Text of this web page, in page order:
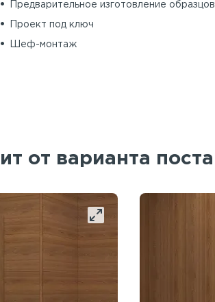
Предварительное изготовление
Проект под ключ
Шеф-монтаж
от варианта